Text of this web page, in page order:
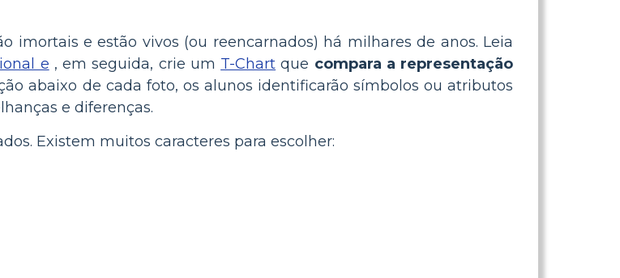
imortais e estão vivos (ou reencarnados) há milhares de anos. Leia
e , em seguida, crie um T-Chart que compara a representação
abaixo de cada foto, os alunos identificarão símbolos ou atributos
e diferenças.
Existem muitos caracteres para escolher: